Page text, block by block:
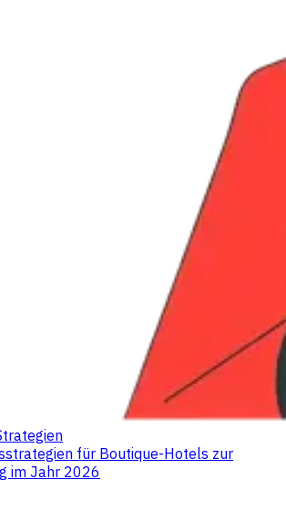
für Boutique-Hotels zur
im Jahr 2026